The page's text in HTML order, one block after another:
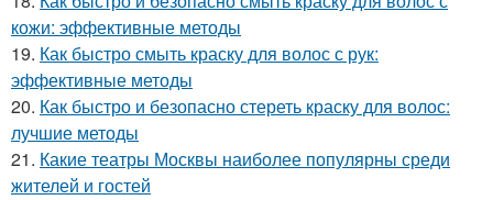
кожи: эффективные методы
19. Как быстро смыть краску для волос с рук:
эффективные методы
20. Как быстро и безопасно стереть краску для волос:
лучшие методы
21. Какие театры Москвы наиболее популярны среди
жителей и гостей